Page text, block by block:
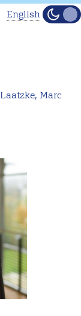
not
to
our
English
main
page
instead.
English
Hell
Laatzke, Marc